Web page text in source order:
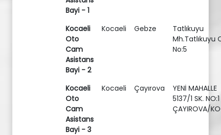
Bayi - 1
Kocaeli
Oto
Cam
Asistans
Bayi - 2
Kocaeli Gebze
Tatlıkuyu
Mh.Tatlıkuyu
No:5
Kocaeli
Oto
Cam
Asistans
Bayi - 3
Kocaeli Çayırova
YENİ MAHALLE
5137/1 SK.
ÇAYIROVA/